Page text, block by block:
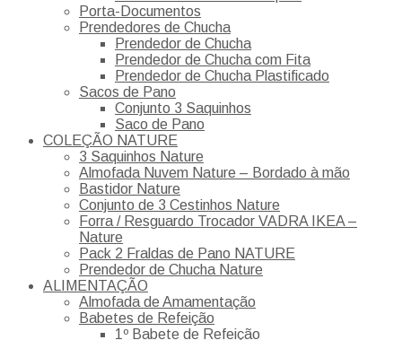
Porta-Documentos
Prendedores de Chucha
Prendedor de Chucha
Prendedor de Chucha com Fita
Prendedor de Chucha Plastificado
Sacos de Pano
Conjunto 3 Saquinhos
Saco de Pano
COLEÇÃO NATURE
3 Saquinhos Nature
Almofada Nuvem Nature – Bordado à mão
Bastidor Nature
Conjunto de 3 Cestinhos Nature
Forra / Resguardo Trocador VADRA IKEA –
Nature
Pack 2 Fraldas de Pano NATURE
Prendedor de Chucha Nature
ALIMENTAÇÃO
Almofada de Amamentação
Babetes de Refeição
1º Babete de Refeição